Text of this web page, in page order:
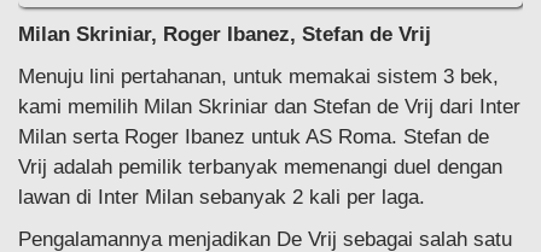
Milan Skriniar, Roger Ibanez, Stefan de Vrij
Menuju lini pertahanan, untuk memakai sistem 3 bek,
kami memilih Milan Skriniar dan Stefan de Vrij dari Inter
Milan serta Roger Ibanez untuk AS Roma. Stefan de
Vrij adalah pemilik terbanyak memenangi duel dengan
lawan di Inter Milan sebanyak 2 kali per laga.
Pengalamannya menjadikan De Vrij sebagai salah satu